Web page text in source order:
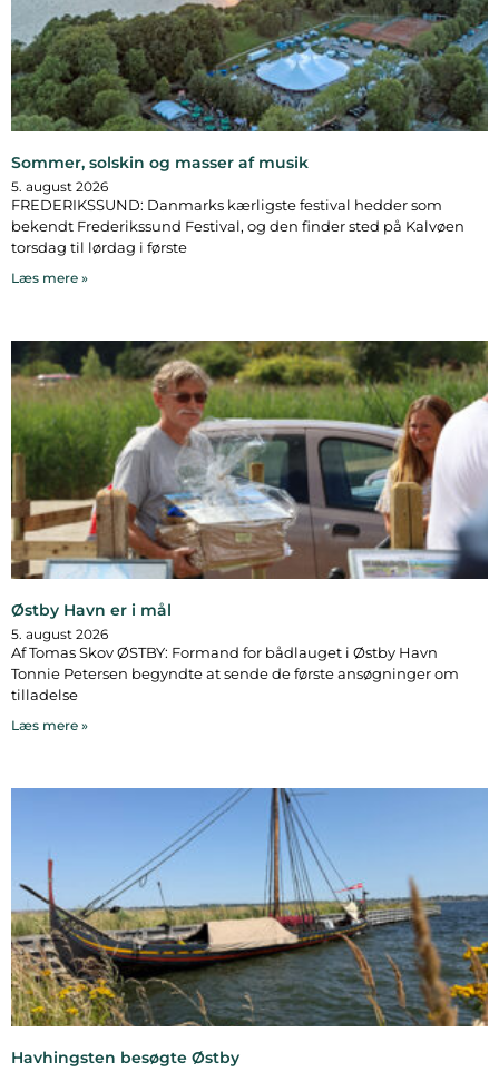
Sommer, solskin og masser af musik
5. august 2026
FREDERIKSSUND: Danmarks kærligste festival hedder som
bekendt Frederikssund Festival, og den finder sted på Kalvøen
torsdag til lørdag i første
Læs mere »
Østby Havn er i mål
5. august 2026
Af Tomas Skov ØSTBY: Formand for bådlauget i Østby Havn
Tonnie Petersen begyndte at sende de første ansøgninger om
tilladelse
Læs mere »
Havhingsten besøgte Østby